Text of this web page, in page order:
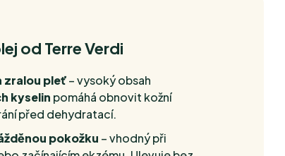
od Terre Verdi
zralou pleť– vysoký obsah
kyselin pomáhá obnovit kožní
před dehydratací.
pokožku – vhodný při